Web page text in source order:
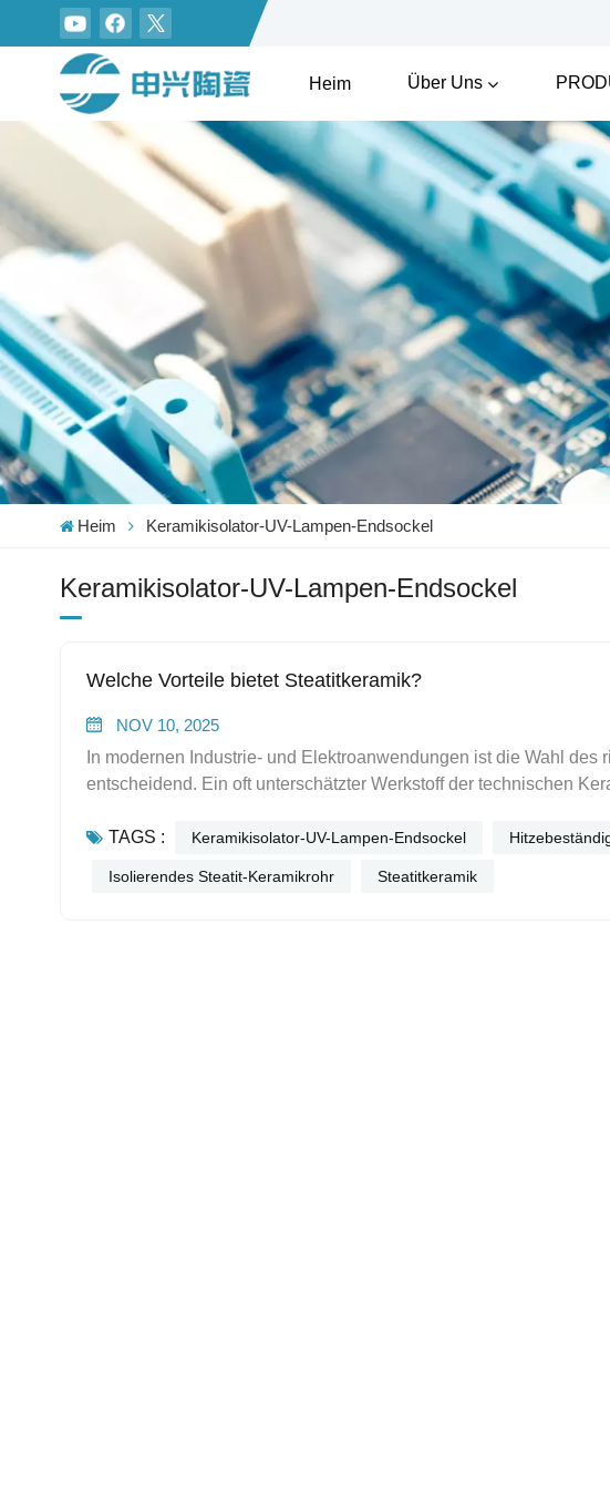
Heim Über Uns
Heim Keramikisolator-UV-Lampen-Endsockel
Keramikisolator-UV-Lampen-Endsockel
Welche Vorteile bietet Steatitkeramik?
NOV 10, 2025
In modernen Industrie- und Elektroanwendungen ist die Wahl
entscheidend. Ein oft unterschätzter Werkstoff der technischen
Wirtschaftlichkeit, Langlebigkeit sowie elektrischen und
TAGS : Keramikisolator-UV-Lampen-Endsockel
Isolierendes Steatit-Keramikrohr Steatitkeramik